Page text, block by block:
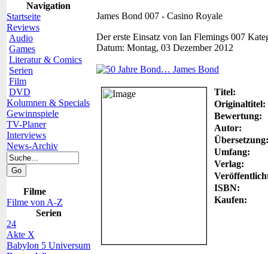
Navigation
Startseite
Reviews
Audio
Games
Literatur & Comics
Serien
Film
DVD
Kolumnen & Specials
Gewinnspiele
TV-Planer
Interviews
News-Archiv
Filme
Filme von A-Z
Serien
24
Akte X
Babylon 5 Universum
James Bond 007 - Casino Royale
Der erste Einsatz von Ian Flemings 007
Datum: Montag, 03 Dezember 2012
Titel:
Originaltitel:
Bewertung:
Autor:
Übersetzung:
Umfang:
Verlag:
ISBN:
Kaufen: